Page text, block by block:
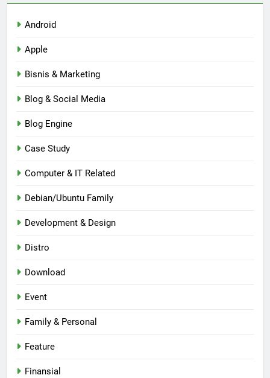
Android
Apple
Bisnis & Marketing
Blog & Social Media
Blog Engine
Case Study
Computer & IT Related
Debian/Ubuntu Family
Development & Design
Distro
Download
Event
Family & Personal
Feature
Finansial